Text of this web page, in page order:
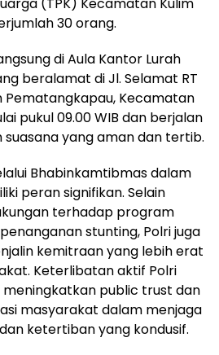
(TPK) Kecamatan Kulim
30 orang.
di Aula Kantor Lurah
beralamat di Jl. Selamat RT
Pematangkapau, Kecamatan
pukul 09.00 WIB dan berjalan
suasana yang aman dan tertib.
Bhabinkamtibmas dalam
peran signifikan. Selain
terhadap program
stunting, Polri juga
kemitraan yang lebih erat
Keterlibatan aktif Polri
public trust dan
masyarakat dalam menjaga
ketertiban yang kondusif.